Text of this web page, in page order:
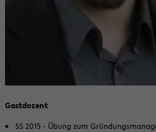
Gast­do­zent
SS 2015 - Übung zum